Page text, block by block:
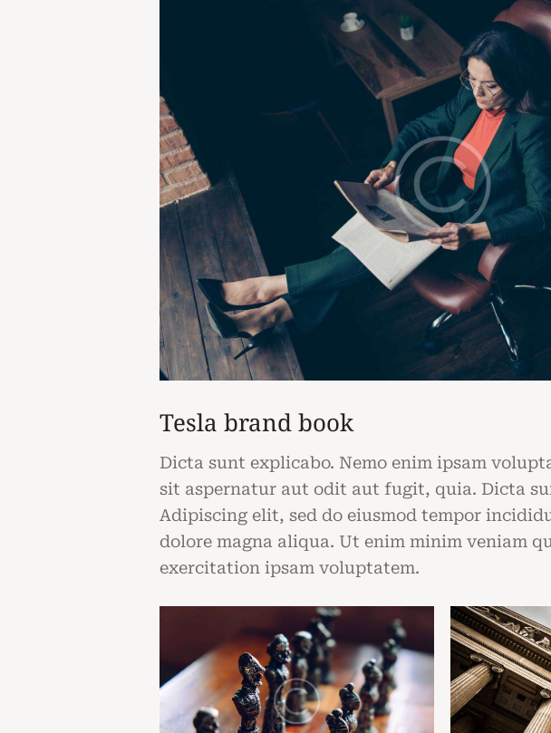
Tesla brand book
Dicta sunt explicabo. Nemo enim ipsam
sit aspernatur aut odit aut fugit, quia. Dicta
Adipiscing elit, sed do eiusmod tempor
dolore magna aliqua. Ut enim minim veniam
exercitation ipsam voluptatem.